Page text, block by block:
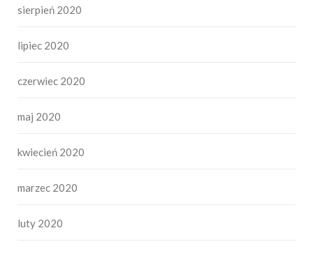
sierpień 2020
lipiec 2020
czerwiec 2020
maj 2020
kwiecień 2020
marzec 2020
luty 2020